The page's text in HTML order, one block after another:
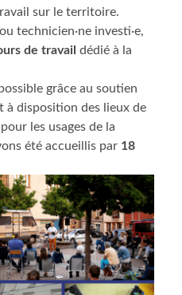
sur le territoire.
technicien·ne investi·e,
de travail dédié à la
grâce au soutien
à disposition des lieux de
les usages de la
été accueillis par 18